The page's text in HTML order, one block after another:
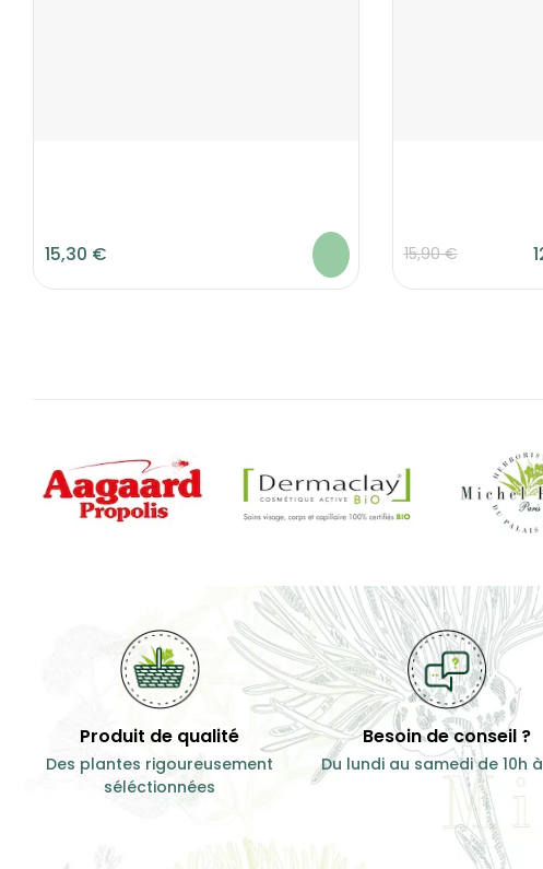
15,30 € 15,90 €
Produit de qualité
Des plantes rigoureusement
séléctionnées
Besoin de conseil ?
Du lundi au samedi de 10h à